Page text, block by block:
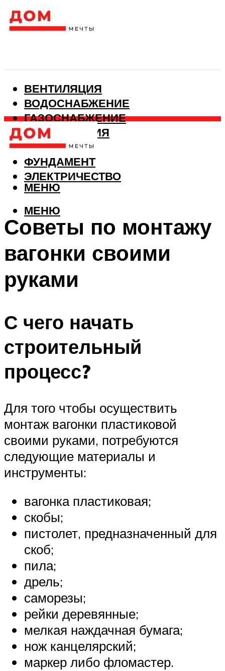
ВЕНТИЛЯЦИЯ
ВОДОСНАБЖЕНИЕ
ГАЗОСНАБЖЕНИЕ
КАНАЛИЗАЦИЯ
ОТОПЛЕНИЕ
ФУНДАМЕНТ
ЭЛЕКТРИЧЕСТВО
МЕНЮ
МЕНЮ
Советы по монтажу
вагонки своими
руками
С чего начать
строительный
процесс?
Для того чтобы осуществить
монтаж вагонки пластиковой
своими руками, потребуются
следующие материалы и
инструменты:
вагонка пластиковая;
скобы;
пистолет, предназначенный для
скоб;
пила;
дрель;
саморезы;
рейки деревянные;
мелкая наждачная бумага;
нож канцелярский;
маркер либо фломастер.